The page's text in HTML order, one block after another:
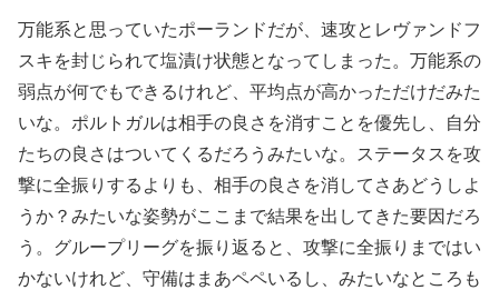
万能系と思っていたポーランドだが、速攻とレヴァンドフ
スキを封じられて塩漬け状態となってしまった。万能系の
弱点が何でもできるけれど、平均点が高かっただけだみた
いな。ポルトガルは相手の良さを消すことを優先し、自分
たちの良さはついてくるだろうみたいな。ステータスを攻
撃に全振りするよりも、相手の良さを消してさあどうしよ
うか？みたいな姿勢がここまで結果を出してきた要因だろ
う。グループリーグを振り返ると、攻撃に全振りまではい
かないけれど、守備はまあペペいるし、みたいなところも